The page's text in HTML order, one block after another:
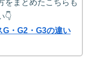
をまとめたこちらも
👇
・G2・G3の違い